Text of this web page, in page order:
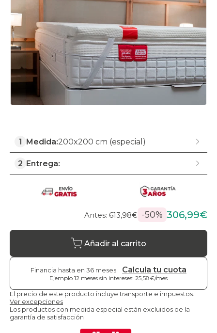
1 Medida:200x200 cm (especial)
2 Entrega:
Antes: 613,98€ -50% 306,99€
Añadir al carrito
Financia hasta en 36 meses Calcula tu cuota
Ejemplo 12 meses sin intereses: 25,58€/mes
El precio de este producto incluye transporte e impuestos.
Ver excepciones
Los productos con medida especial están excluidos de la
garantía de satisfacción